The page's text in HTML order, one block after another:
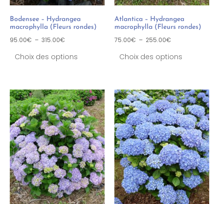
Bodensee – Hydrangea
macrophylla (Fleurs rondes)
95.00€ – 315.00€
Choix des options
Atlantica – Hydrangea
macrophylla (Fleurs rondes)
75.00€ – 255.00€
Choix des options